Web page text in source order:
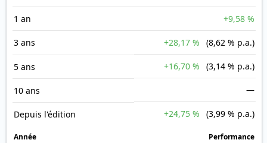
1 an +9,58 %
3 ans +28,17 % (8,62 % p.a.)
5 ans +16,70 % (3,14 % p.a.)
10 ans —
Depuis l'édition +24,75 % (3,99 % p.a.)
Année Performance